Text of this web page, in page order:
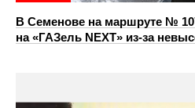
В Семенове на маршруте №
на «ГАЗель NEXT» из‑за